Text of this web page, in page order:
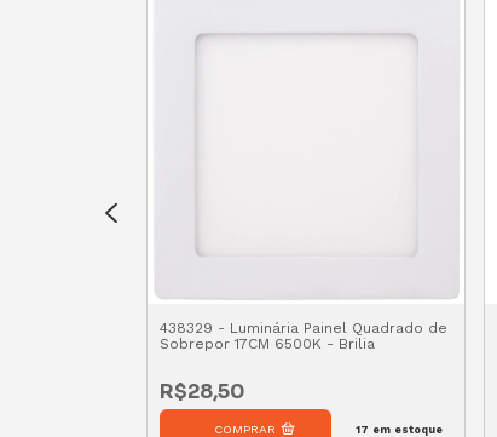
438329 - Luminária Painel Quadrado de
Sobrepor 17CM 6500K - Brilia
R$28,50
17 em estoque